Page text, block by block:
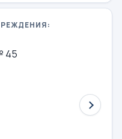
45